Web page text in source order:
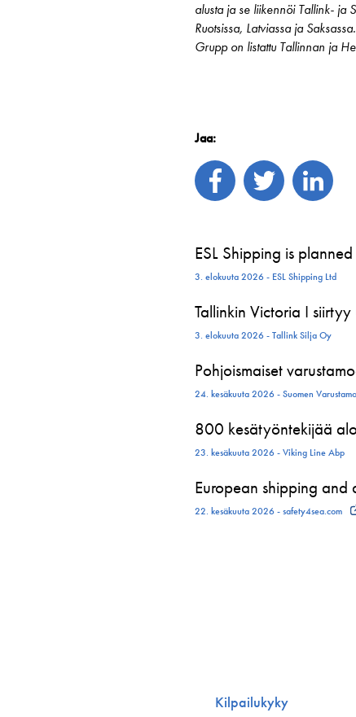
alusta ja se liikennöi Tallink- ja
Ruotsissa, Latviassa ja
Grupp on listattu Tallinnan ja
Jaa:
ESL Shipping is
3. elokuuta 2026 - ESL Shipping Ltd
Tallinkin Victoria I
3. elokuuta 2026 - Tallink Silja Oy
Pohjoismaiset
24. kesäkuuta 2026 - Suomen
800 kesätyöntekijää
23. kesäkuuta 2026 - Viking Line Abp
European shipping and
22. kesäkuuta 2026 - safety4sea.com
Kilpailukyky